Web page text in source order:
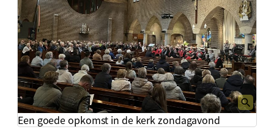
Een goede opkomst in de kerk zondagavond